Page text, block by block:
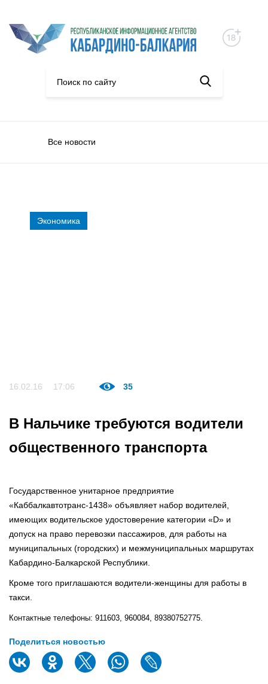
Все новости
Экономика
16.02.16 17:06 35
В Нальчике требуются водители
общественного транспорта
Государственное унитарное предприятие
«Каббалкавтотранс-1438» объявляет набор водителей,
имеющих водительское удостоверение категории «D» и
допуск на право перевозки пассажиров, для работы на
муниципальных (городских) и межмуниципальных маршрутах
Кабардино-Балкарской Республики.
Кроме того приглашаются водители-женщины для работы в
такси.
Контактные телефоны: 911603, 960084, 89380752775.
Поделиться новостью